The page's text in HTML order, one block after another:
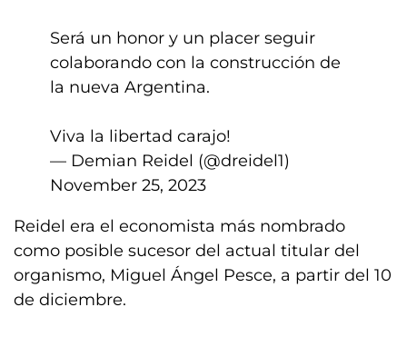
Será un honor y un placer seguir
colaborando con la construcción de
la nueva Argentina.
Viva la libertad carajo!
— Demian Reidel (@dreidel1)
November 25, 2023
Reidel era el economista más nombrado
como posible sucesor del actual titular del
organismo, Miguel Ángel Pesce, a partir del 10
de diciembre.